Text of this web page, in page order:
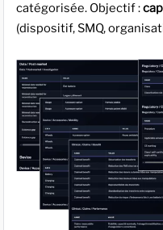
catégorisée. Objectif :
(dispositif, SMQ,